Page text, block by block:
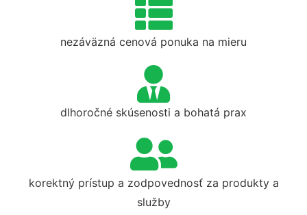
nezáväzná cenová ponuka na mieru
dlhoročné skúsenosti a bohatá prax
korektný prístup a zodpovednosť za produkty a
služby